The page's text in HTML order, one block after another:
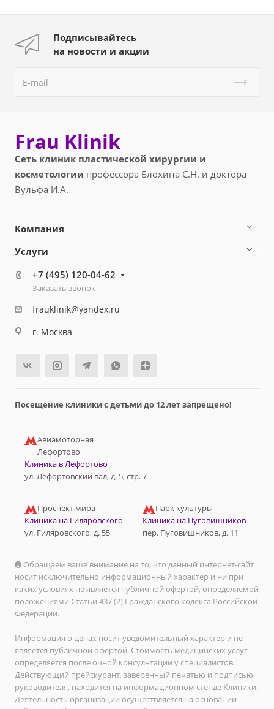
Подписывайтесь
на новости и акции
Frau Klinik
Сеть клиник пластической хирургии и
косметологии профессора Блохина С.Н. и доктора
Вульфа И.А.
Компания
Услуги
+7 (495) 120-04-62
Заказать звонок
frauklinik@yandex.ru
г. Москва
Посещение клиники с детьми до 12 лет запрещено!
Авиамоторная
Лефортово
Клиника в Лефортово
ул. Лефортовский вал, д. 5, стр. 7
Проспект мира
Клиника на Гиляровского
ул. Гиляровского, д. 55
Парк культуры
Клиника на Пуговишников
пер. Пуговишников, д. 11
Обращаем ваше внимание на то, что данный интернет-сайт
носит исключительно информационный характер и ни при
каких условиях не является публичной офертой, определяемой
положениями Статьи 437 (2) Гражданского кодекса Российской
Федерации.
Информация о ценах носит уведомительный характер и не
является публичной офертой. Стоимость медицинских услуг
определяется после очной консультации у специалистов.
Действующий прейскурант, заверенный печатью и подписью
руководителя, находится на информационном стенде Клиники.
Деятельность организации осуществляется на основании